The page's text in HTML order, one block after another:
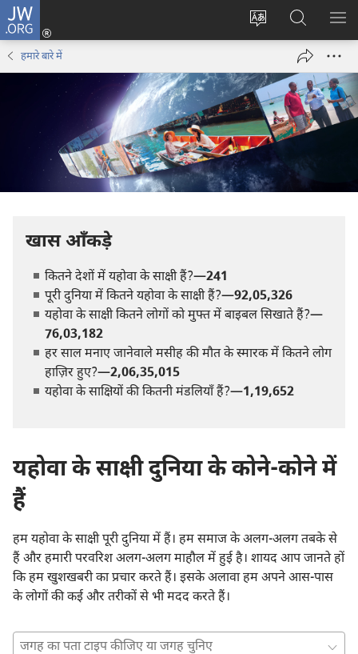
JW.ORG
वेबसाइट
बदलिए
लॉग-
इन
window)
JW.ORG
पर
खोजें
मैन्यू
हमारे बारे में
खास आँकड़े
कितने देशों में यहोवा के साक्षी हैं?—241
पूरी दुनिया में कितने यहोवा के साक्षी हैं?—92,05,326
यहोवा के साक्षी कितने लोगों को मुफ्त में बाइबल सिखाते हैं?—
76,03,182
हर साल मनाए जानेवाले मसीह की मौत के स्मारक में कितने लोग
हाज़िर हुए?—2,06,35,015
यहोवा के साक्षियों की कितनी मंडलियाँ हैं?—1,19,652
यहोवा के साक्षी दुनिया के कोने-कोने में
हैं
हम यहोवा के साक्षी पूरी दुनिया में हैं। हम समाज के अलग-अलग तबके से
हैं और हमारी परवरिश अलग-अलग माहौल में हुई है। शायद आप जानते हों
कि हम खुशखबरी का प्रचार करते हैं। इसके अलावा हम अपने आस-पास
के लोगों की कई और तरीकों से भी मदद करते हैं।
जगह